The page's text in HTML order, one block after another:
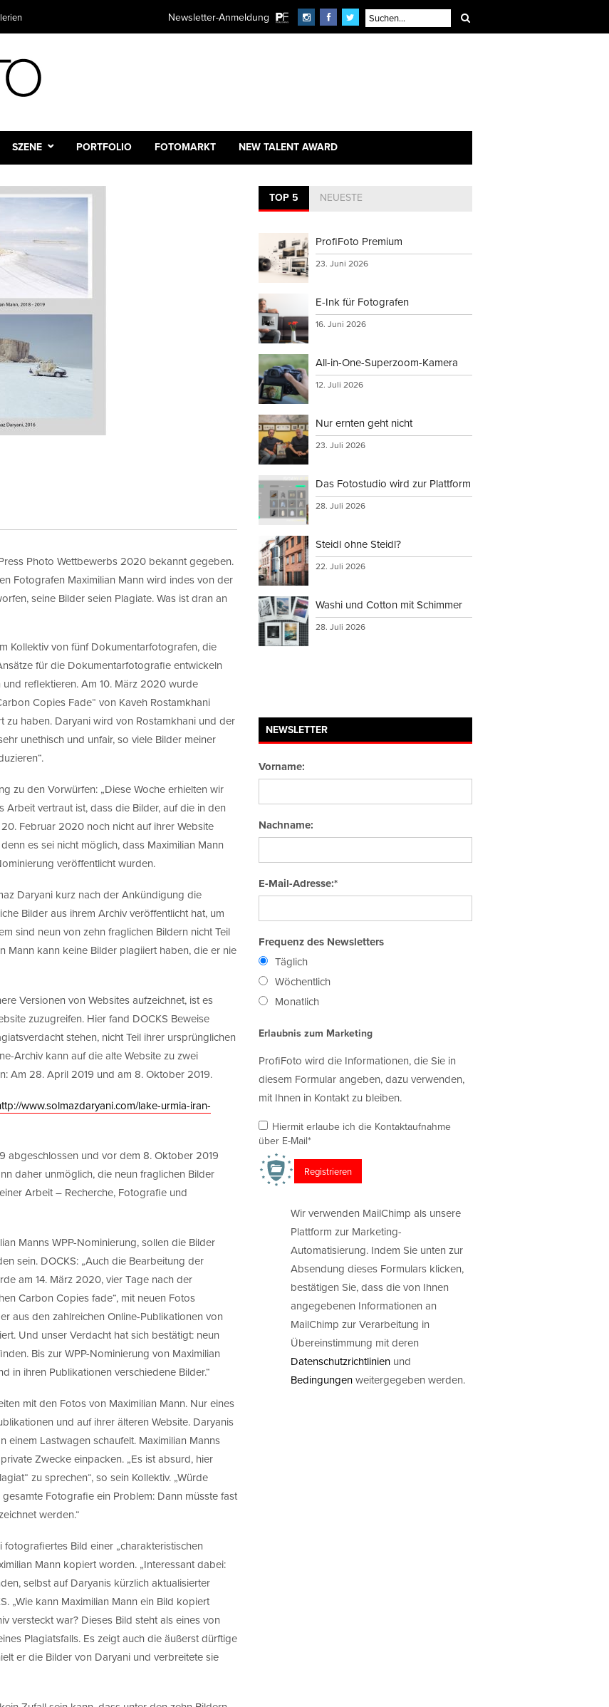
Newsletter-Anmeldung
SZENE PORTFOLIO FOTOMARKT NEW TALENT AWARD
Photo Wettbewerbs 2020 bekannt gegeben.
Fotografen Maximilian Mann wird indes von der
seine Bilder seien Plagiate. Was ist dran an
Kollektiv von fünf Dokumentarfotografen, die
für die Dokumentarfotografie entwickeln
reflektieren. Am 10. März 2020 wurde
Copies Fade“ von Kaveh Rostamkhani
haben. Daryani wird von Rostamkhani und der
unethisch und unfair, so viele Bilder meiner
zu den Vorwürfen: „Diese Woche erhielten wir
vertraut ist, dass die Bilder, auf die in den
Februar 2020 noch nicht auf ihrer Website
es sei nicht möglich, dass Maximilian Mann
veröffentlicht wurden.
Daryani kurz nach der Ankündigung die
Bilder aus ihrem Archiv veröffentlicht hat, um
sind neun von zehn fraglichen Bildern nicht Teil
Mann kann keine Bilder plagiiert haben, die er nie
Versionen von Websites aufzeichnet, ist es
zuzugreifen. Hier fand DOCKS Beweise
stehen, nicht Teil ihrer ursprünglichen
Archiv kann auf die alte Website zu zwei
Am 28. April 2019 und am 8. Oktober 2019.
www.solmazdaryani.com/lake-urmia-iran-
abgeschlossen und vor dem 8. Oktober 2019
daher unmöglich, die neun fraglichen Bilder
Arbeit – Recherche, Fotografie und
Manns WPP-Nominierung, sollen die Bilder
sein. DOCKS: „Auch die Bearbeitung der
am 14. März 2020, vier Tage nach der
Carbon Copies fade“, mit neuen Fotos
aus den zahlreichen Online-Publikationen von
Und unser Verdacht hat sich bestätigt: neun
Bis zur WPP-Nominierung von Maximilian
in ihren Publikationen verschiedene Bilder.“
mit den Fotos von Maximilian Mann. Nur eines
und auf ihrer älteren Website. Daryanis
einem Lastwagen schaufelt. Maximilian Manns
Zwecke einpacken. „Es ist absurd, hier
zu sprechen“, so sein Kollektiv. „Würde
Fotografie ein Problem: Dann müsste fast
werden.“
Bild einer „charakteristischen
Mann kopiert worden. „Interessant dabei:
selbst auf Daryanis kürzlich aktualisierter
„Wie kann Maximilian Mann ein Bild kopiert
versteckt war? Dieses Bild steht als eines von
Plagiatsfalls. Es zeigt auch die äußerst dürftige
er die Bilder von Daryani und verbreitete sie
TOP 5 NEUESTE
ProfiFoto Premium
23. Juni 2026
E-Ink für Fotografen
16. Juni 2026
All-in-One-Superzoom-Kamera
12. Juli 2026
Nur ernten geht nicht
23. Juli 2026
Das Fotostudio wird zur Plattform
28. Juli 2026
Steidl ohne Steidl?
22. Juli 2026
Washi und Cotton mit Schimmer
28. Juli 2026
NEWSLETTER
Vorname:
Nachname:
E-Mail-Adresse:*
Frequenz des Newsletters
Täglich
Wöchentlich
Monatlich
Erlaubnis zum Marketing
ProfiFoto wird die Informationen, die Sie in
diesem Formular angeben, dazu verwenden,
mit Ihnen in Kontakt zu bleiben.
Hiermit erlaube ich die Kontaktaufnahme
über E-Mail*
Wir verwenden MailChimp als unsere
Plattform zur Marketing-
Automatisierung. Indem Sie unten zur
Absendung dieses Formulars klicken,
bestätigen Sie, dass die von Ihnen
angegebenen Informationen an
MailChimp zur Verarbeitung in
Übereinstimmung mit deren
Datenschutzrichtlinien und
Bedingungenweitergegeben werden.
Close
kostenlos über alle Themen rund um Fotografie und Fototechnik
natürlich selbst wie oft.
Informationen, die Sie in diesem Formular angeben, dazu verwenden,
zu bleiben.
ich die Kontaktaufnahme über E-Mail*
verwenden MailChimp als unsere Plattform zur Marketing-
Indem Sie unten zur Absendung dieses Formulars
bestätigen Sie, dass die von Ihnen angegebenen Informationen an
undBedingungenweitergegeben werden.